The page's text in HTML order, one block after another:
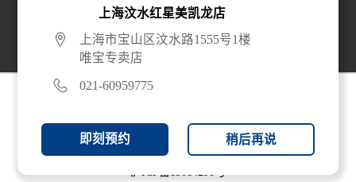
© 2024 唯宝贸易（上海）有限公司 版权所有 |
上海汶水红星美凯龙店
上海市宝山区汶水路1555号1楼
唯宝专卖店
021-60959775
即刻预约 稍后再说